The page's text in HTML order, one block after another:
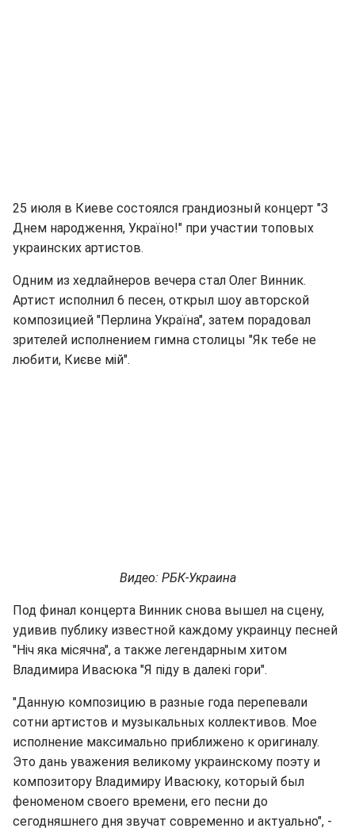
25 июля в Киеве состоялся грандиозный концерт "З
Днем народження, Україно!" при участии топовых
украинских артистов.
Одним из хедлайнеров вечера стал Олег Винник.
Артист исполнил 6 песен, открыл шоу авторской
композицией "Перлина Україна", затем порадовал
зрителей исполнением гимна столицы "Як тебе не
любити, Києве мій".
Видео: РБК-Украина
Под финал концерта Винник снова вышел на сцену,
удивив публику известной каждому украинцу песней
"Ніч яка місячна", а также легендарным хитом
Владимира Ивасюка "Я піду в далекі гори".
"Данную композицию в разные года перепевали
сотни артистов и музыкальных коллективов. Мое
исполнение максимально приближено к оригиналу.
Это дань уважения великому украинскому поэту и
композитору Владимиру Ивасюку, который был
феноменом своего времени, его песни до
сегодняшнего дня звучат современно и актуально", -